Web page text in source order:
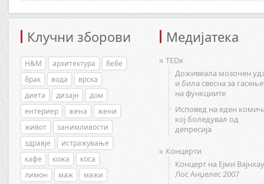
Клучни зборови
H&M архитектура
бебе
брак
вода
врска
диета
дизајн
дом
ентериер
жена
жени
живот
занимливости
здравје
истражување
кафе
кожа
коса
лимон
маж
мажи
Медијатека
TEDx
Доживеала мозочен
и била свесна за
на функциите
Исповед на еден
кој боледувал од
депресија
Концерти
Концерт на Ејми
Лос Анџелес 2007